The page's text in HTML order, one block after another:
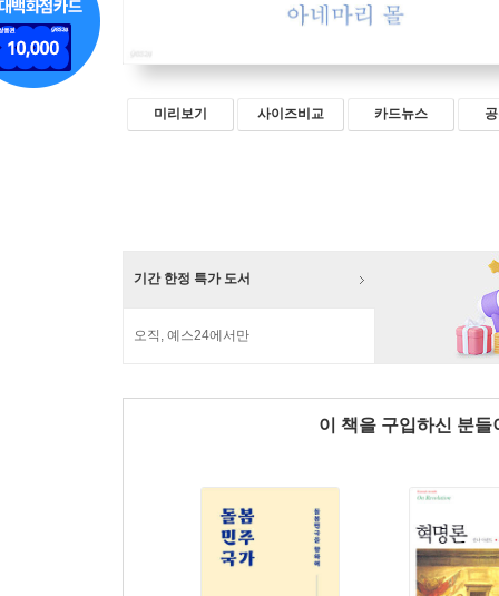
미리보기 사이즈비교 카드뉴스
기간 한정 특가 도서
오직, 예스24에서만
이 책을 구입하신 분